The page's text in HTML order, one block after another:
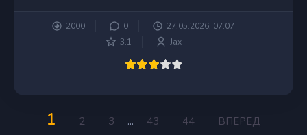
2000 0
27.05.2026, 07:07
3.1
Jax
1 2 3 ... 43 44 ВПЕРЕД